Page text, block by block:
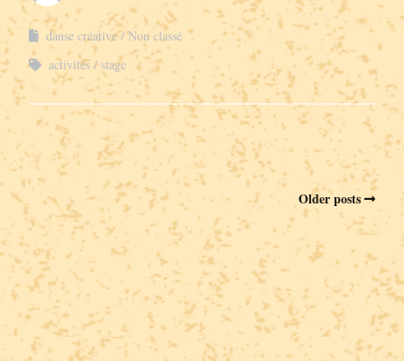
danse créative
Non classé
activités
stage
Older posts